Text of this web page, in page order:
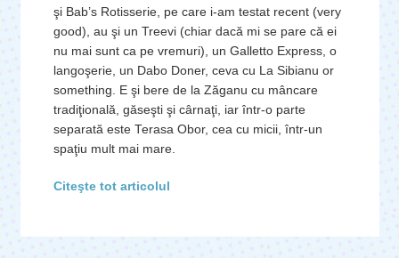
şi Bab’s Rotisserie, pe care i-am testat recent (very
good), au şi un Treevi (chiar dacă mi se pare că ei
nu mai sunt ca pe vremuri), un Galletto Express, o
langoşerie, un Dabo Doner, ceva cu La Sibianu or
something. E şi bere de la Zăganu cu mâncare
tradiţională, găseşti şi cârnaţi, iar într-o parte
separată este Terasa Obor, cea cu micii, într-un
spaţiu mult mai mare.
Citeşte tot articolul